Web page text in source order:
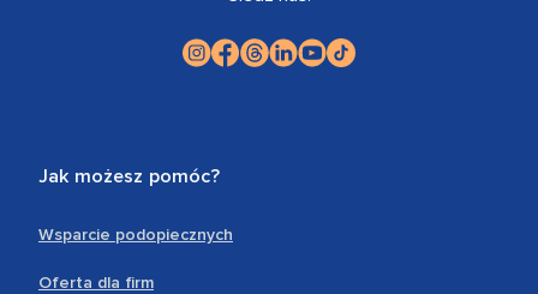
Jak możesz pomóc?
Wsparcie podopiecznych
Oferta dla firm